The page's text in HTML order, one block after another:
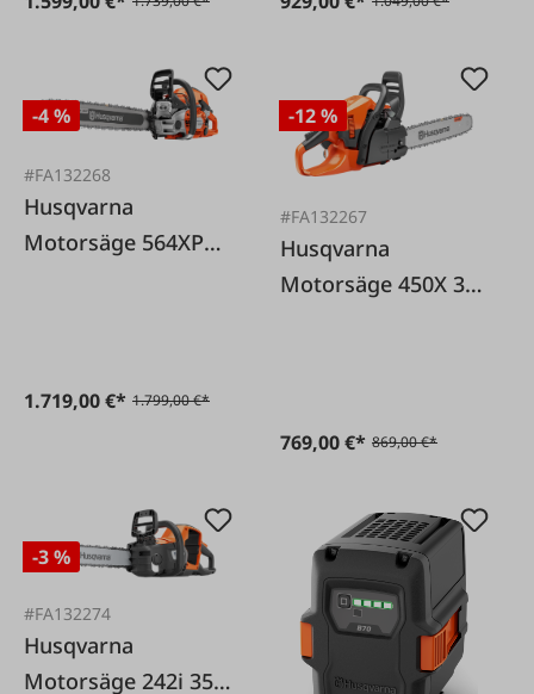
-4 %
#FA132268
Husqvarna
Motorsäge 564XPG
1.719,00 €* 1.799,00 €*
-12 %
#FA132267
Husqvarna
Motorsäge 450X 38
769,00 €* 869,00 €*
-3 %
#FA132274
Husqvarna
Motorsäge 242i 35